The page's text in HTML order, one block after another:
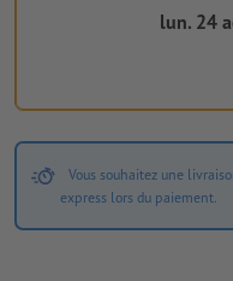
lun. 24
Vous souhaitez une
express lors du paiement.